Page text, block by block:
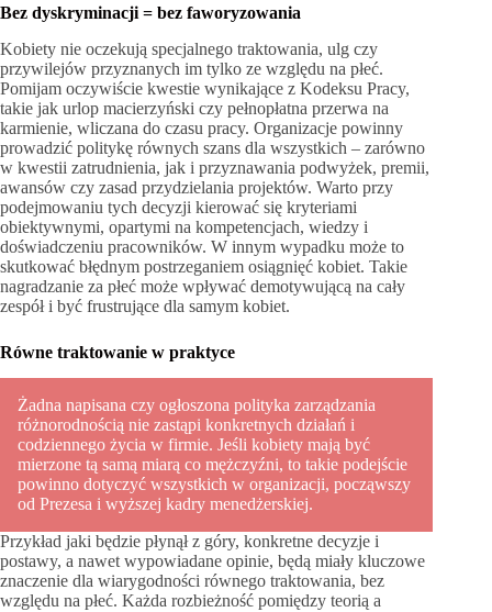
Bez dyskryminacji = bez faworyzowania
Kobiety nie oczekują specjalnego traktowania, ulg czy
przywilejów przyznanych im tylko ze względu na płeć.
Pomijam oczywiście kwestie wynikające z Kodeksu Pracy,
takie jak urlop macierzyński czy pełnopłatna przerwa na
karmienie, wliczana do czasu pracy. Organizacje powinny
prowadzić politykę równych szans dla wszystkich – zarówno
w kwestii zatrudnienia, jak i przyznawania podwyżek, premii,
awansów czy zasad przydzielania projektów. Warto przy
podejmowaniu tych decyzji kierować się kryteriami
obiektywnymi, opartymi na kompetencjach, wiedzy i
doświadczeniu pracowników. W innym wypadku może to
skutkować błędnym postrzeganiem osiągnięć kobiet. Takie
nagradzanie za płeć może wpływać demotywującą na cały
zespół i być frustrujące dla samym kobiet.
Równe traktowanie w praktyce
Żadna napisana czy ogłoszona polityka zarządzania
różnorodnością nie zastąpi konkretnych działań i
codziennego życia w firmie. Jeśli kobiety mają być
mierzone tą samą miarą co mężczyźni, to takie podejście
powinno dotyczyć wszystkich w organizacji, począwszy
od Prezesa i wyższej kadry menedżerskiej.
Przykład jaki będzie płynął z góry, konkretne decyzje i
postawy, a nawet wypowiadane opinie, będą miały kluczowe
znaczenie dla wiarygodności równego traktowania, bez
względu na płeć. Każda rozbieżność pomiędzy teorią a